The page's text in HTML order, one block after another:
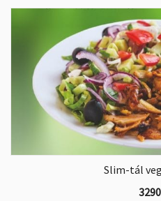
Slim-tál
3290